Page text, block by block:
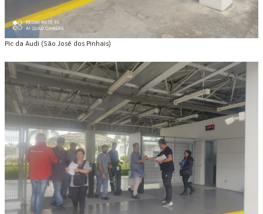
Pic da Audi (São José dos Pinhais)